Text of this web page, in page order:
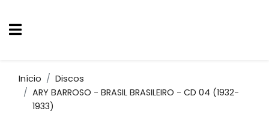
Início
Discos
ARY BARROSO - BRASIL BRASILEIRO - CD 04 (1932-
1933)